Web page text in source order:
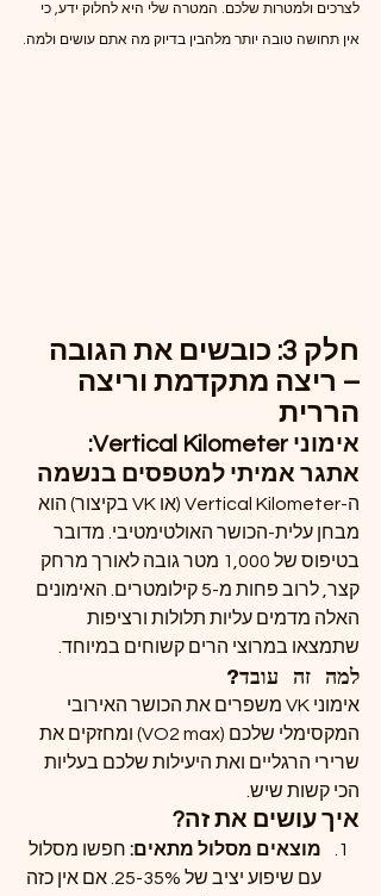
לצרכים ולמטרות שלכם. המטרה שלי היא לחלוק ידע, כי
אין תחושה טובה יותר מלהבין בדיוק מה אתם עושים ולמה.
חלק 3: כובשים את הגובה
– ריצה מתקדמת וריצה
הררית
אימוני Vertical Kilometer:
אתגר אמיתי למטפסים בנשמה
ה-Vertical Kilometer (או VK בקיצור) הוא
מבחן עלית-הכושר האולטימטיבי. מדובר
בטיפוס של 1,000 מטר גובה לאורך מרחק
קצר, לרוב פחות מ-5 קילומטרים. האימונים
האלה מדמים עליות תלולות ורציפות
שתמצאו במרוצי הרים קשוחים במיוחד.
למה זה עובד?
אימוני VK משפרים את הכושר האירובי
המקסימלי שלכם (VO2 max) ומחזקים את
שרירי הרגליים ואת היעילות שלכם בעליות
הכי קשות שיש.
איך עושים את זה?
מוצאים מסלול מתאים: חפשו מסלול
עם שיפוע יציב של 25-35%. אם אין כזה